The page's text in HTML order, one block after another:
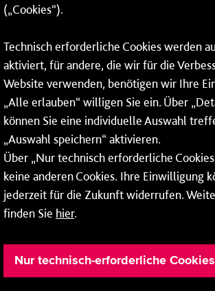
Fax: 06131 – 12 66 66
* Montags bis freitags bis 7 und ab 18
Wochenenden und Feiertagen ganztags
Anrufe je nach Themenauswahl an ein
RMV oder von nextbike weitergeleitet.
ausschließlich Auskünfte zum Fahrplan
meinRad.
(„Cookies“).
Technisch erforderliche Cookies werden
aktiviert, für andere, die wir für die
Website verwenden, benötigen wir Ihre
„Alle erlauben“ willigen Sie ein. Über
können Sie eine individuelle Auswahl
„Auswahl speichern“ aktivieren.
Über „Nur technisch erforderliche
keine anderen Cookies. Ihre Einwilligung
jederzeit für die Zukunft widerrufen.
finden Sie hier.
Nur technisch-erforderliche Cookies